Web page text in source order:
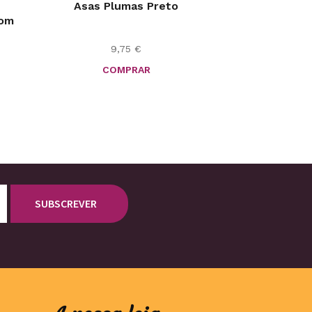
Asas Plumas Preto
9,75 €
COMPRAR